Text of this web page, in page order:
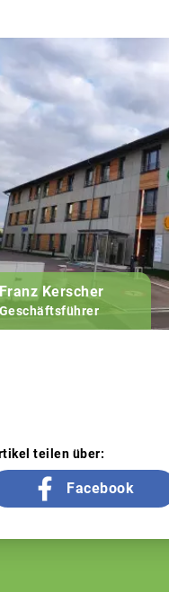
Franz Kerscher
Geschäftsführer
teilen über:
Facebook